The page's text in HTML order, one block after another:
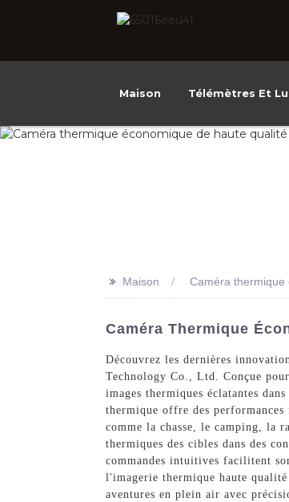
Maison Télémètres Et
>> Maison Caméra thermique
Caméra Thermique
Découvrez les dernières
Technology Co., Ltd. Conçue
images thermiques éclatantes
thermique offre des
comme la chasse, le camping, la
thermiques des cibles dans des
commandes intuitives facilitent
l'imagerie thermique haute
aventures en plein air avec